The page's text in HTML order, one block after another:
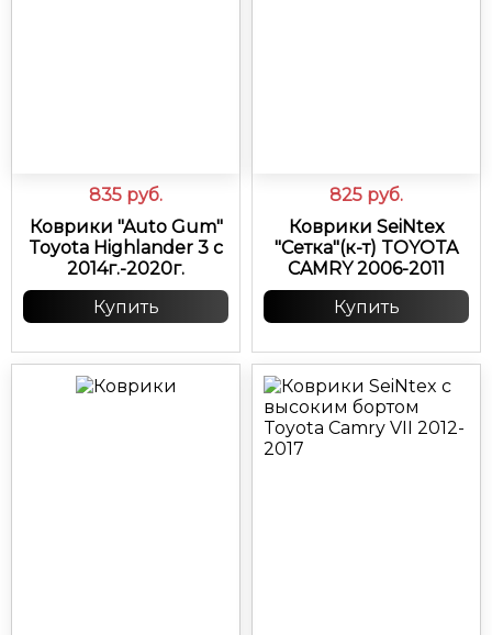
835 руб.
Коврики "Auto Gum"
Toyota Highlander 3 с
2014г.-2020г.
Купить
825 руб.
Коврики SeiNtex
"Сетка"(к-т) TOYOTA
CAMRY 2006-2011
Купить